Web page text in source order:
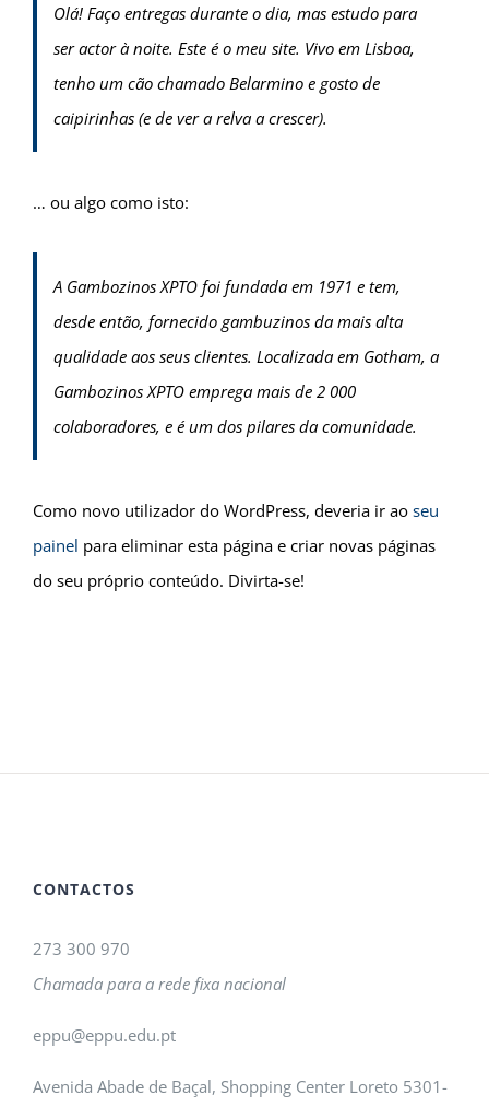
Olá! Faço entregas durante o dia, mas estudo para
ser actor à noite. Este é o meu site. Vivo em Lisboa,
tenho um cão chamado Belarmino e gosto de
caipirinhas (e de ver a relva a crescer).
… ou algo como isto:
A Gambozinos XPTO foi fundada em 1971 e tem,
desde então, fornecido gambuzinos da mais alta
qualidade aos seus clientes. Localizada em Gotham, a
Gambozinos XPTO emprega mais de 2 000
colaboradores, e é um dos pilares da comunidade.
Como novo utilizador do WordPress, deveria ir ao seu
painel para eliminar esta página e criar novas páginas
do seu próprio conteúdo. Divirta-se!
CONTACTOS
273 300 970
Chamada para a rede fixa nacional
eppu@eppu.edu.pt
Avenida Abade de Baçal, Shopping Center Loreto 5301-